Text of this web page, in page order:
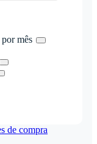
mês
de compra